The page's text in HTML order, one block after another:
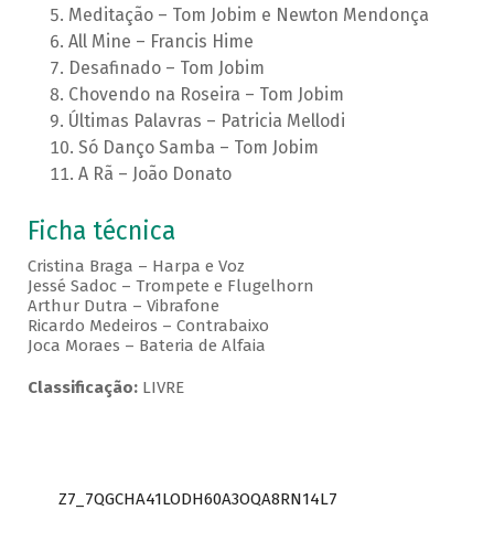
Meditação – Tom Jobim e Newton Mendonça
All Mine – Francis Hime
Desafinado – Tom Jobim
Chovendo na Roseira – Tom Jobim
Últimas Palavras – Patricia Mellodi
Só Danço Samba – Tom Jobim
A Rã – João Donato
Ficha técnica
Cristina Braga – Harpa e Voz
Jessé Sadoc – Trompete e Flugelhorn
Arthur Dutra – Vibrafone
Ricardo Medeiros – Contrabaixo
Joca Moraes – Bateria de Alfaia
Classificação:LIVRE
Z7_7QGCHA41LODH60A3OQA8RN14L7